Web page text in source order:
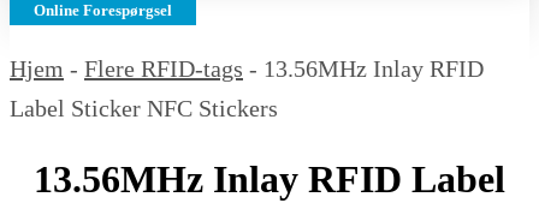
Online Forespørgsel
Hjem - Flere RFID-tags - 13.56MHz Inlay RFID
Label Sticker NFC Stickers
13.56MHz Inlay RFID Label